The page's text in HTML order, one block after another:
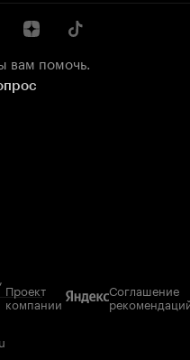
вам помочь.
Проект
компании
Соглашение